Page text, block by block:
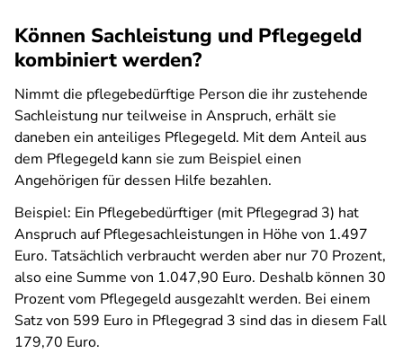
Können Sachleistung und Pflegegeld
kombiniert werden?
Nimmt die pflegebedürftige Person die ihr zustehende
Sachleistung nur teilweise in Anspruch, erhält sie
daneben ein anteiliges Pflegegeld. Mit dem Anteil aus
dem Pflegegeld kann sie zum Beispiel einen
Angehörigen für dessen Hilfe bezahlen.
Beispiel: Ein Pflegebedürftiger (mit Pflegegrad 3) hat
Anspruch auf Pflegesachleistungen in Höhe von 1.497
Euro. Tatsächlich verbraucht werden aber nur 70 Prozent,
also eine Summe von 1.047,90 Euro. Deshalb können 30
Prozent vom Pflegegeld ausgezahlt werden. Bei einem
Satz von 599 Euro in Pflegegrad 3 sind das in diesem Fall
179,70 Euro.